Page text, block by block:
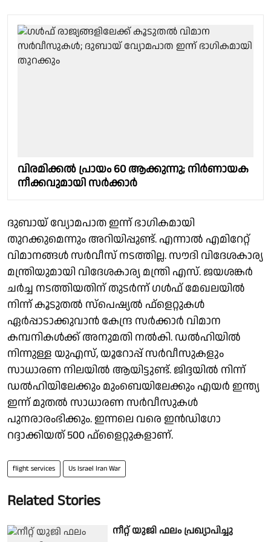
വിരമിക്കൽ പ്രായം 60 ആക്കുന്നു; നിർണായക
നീക്കവുമായി സർക്കാർ
ദുബായ് വ്യോമപാത ഇന്ന് ഭാഗികമായി
തുറക്കുമെന്നും അറിയിപ്പുണ്ട്. എന്നാൽ എമിറേറ്റ്
വിമാനങ്ങൾ സർവീസ് നടത്തില്ല. സൗദി വിദേശകാര്യ
മന്ത്രിയുമായി വിദേശകാര്യ മന്ത്രി എസ്. ജയശങ്കർ
ചർച്ച നടത്തിയതിന് തുടർന്ന് ഗൾഫ് മേഖലയിൽ
നിന്ന് കൂടുതൽ സ്പെഷ്യൽ ഫ്ളെറ്റുകൾ
ഏർപ്പാടാക്കുവാൻ കേന്ദ്ര സർക്കാർ വിമാന
കമ്പനികൾക്ക് അനുമതി നൽകി. ഡൽഹിയിൽ
നിന്നുള്ള യുഎസ്, യൂറോപ്പ് സർവീസുകളും
സാധാരണ നിലയിൽ ആയിട്ടുണ്ട്. ജിദ്ദയിൽ നിന്ന്
ഡൽഹിയിലേക്കും മുംബെയിലേക്കും എയർ ഇന്ത്യ
ഇന്ന് മുതൽ സാധാരണ സർവീസുകൾ
പുനരാരംഭിക്കും. ഇന്നലെ വരെ ഇൻഡിഗോ
റദ്ദാക്കിയത് 500 ഫ്ളൈറ്റുകളാണ്.
flight services Us Israel Iran War
Related Stories
നീറ്റ് യു‌ജി ഫലം പ്രഖ്യാപിച്ചു